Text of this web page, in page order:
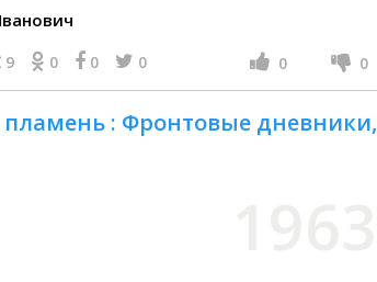
9 0 0 0 0 0
: Фронтовые дневники,